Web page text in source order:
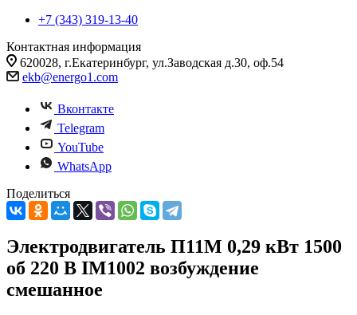
+7 (343) 319-13-40
Контактная информация
620028, г.Екатеринбург, ул.Заводская д.30, оф.54
ekb@energo1.com
Вконтакте
Telegram
YouTube
WhatsApp
Поделиться
Электродвигатель П11М 0,29 кВт 1500
об 220 В IM1002 возбуждение
смешанное